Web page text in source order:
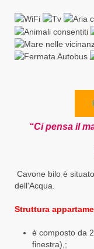
“Ci pensa il
Cavone bilo è
dell'Acqua.
Struttura
è composto da
finestra),;